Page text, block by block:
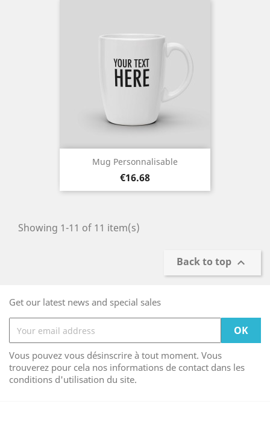
Mug Personnalisable
Price
€16.68
Showing 1-11 of 11 item(s)
Back to top 
Get our latest news and special sales
Vous pouvez vous désinscrire à tout moment. Vous
trouverez pour cela nos informations de contact dans les
conditions d'utilisation du site.